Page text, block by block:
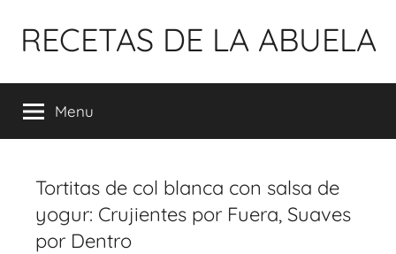
para
conteúdo
RECETAS DE LA ABUELA
Menu
Tortitas de col blanca con salsa de
yogur: Crujientes por Fuera, Suaves
por Dentro